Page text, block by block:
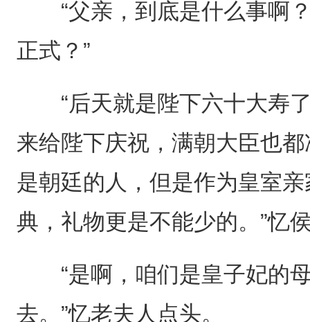
“父亲，到底是什么事啊？
正式？”
“后天就是陛下六十大寿了
来给陛下庆祝，满朝大臣也
是朝廷的人，但是作为皇室
典，礼物更是不能少的。”忆
“是啊，咱们是皇子妃的母
去。”忆老夫人点头。